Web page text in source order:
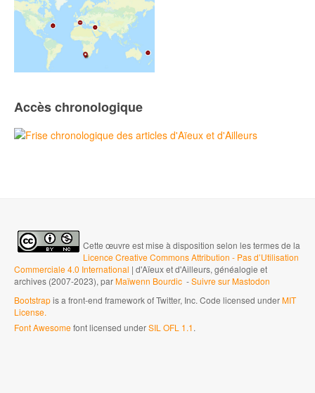
Accès chronologique
Cette œuvre est mise à disposition selon les termes de la
Licence Creative Commons Attribution - Pas d’Utilisation
Commerciale 4.0 International | d'Aïeux et d'Ailleurs, généalogie et
archives (2007-2023), parMaïwenn Bourdic -Suivre sur Mastodon
Bootstrapis a front-end framework of Twitter, Inc. Code licensed underMIT
License.
Font Awesomefont licensed underSIL OFL 1.1.